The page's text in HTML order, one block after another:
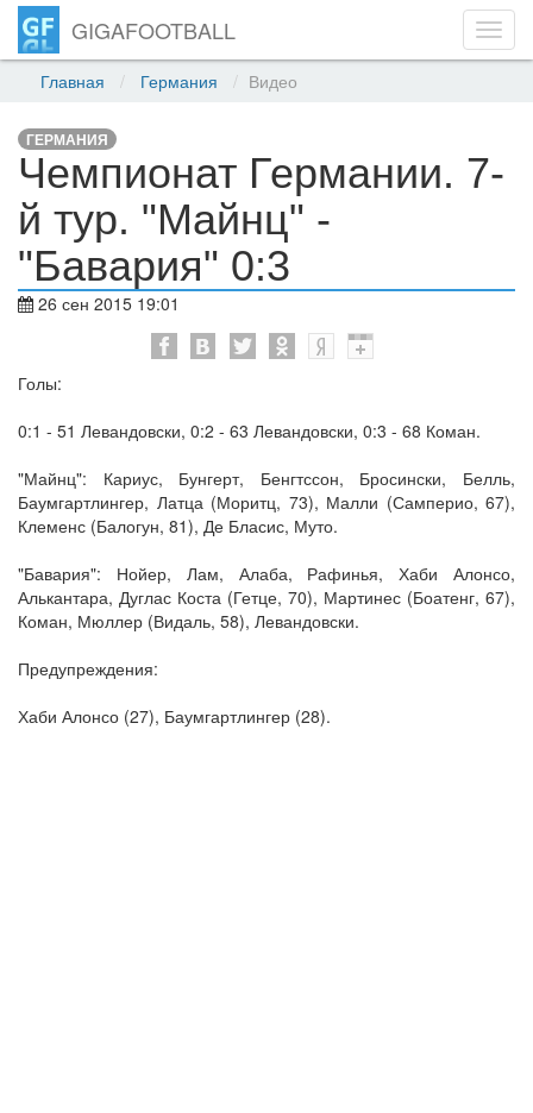
GIGAFOOTBALL
Главная Германия Видео
ГЕРМАНИЯ
Чемпионат Германии. 7-
й тур. "Майнц" -
"Бавария" 0:3
26 сен 2015 19:01
Голы:
0:1 - 51 Левандовски, 0:2 - 63 Левандовски, 0:3 - 68 Коман.
"Майнц": Кариус, Бунгерт, Бенгтссон, Бросински, Белль,
Баумгартлингер, Латца (Моритц, 73), Малли (Самперио, 67),
Клеменс (Балогун, 81), Де Бласис, Муто.
"Бавария": Нойер, Лам, Алаба, Рафинья, Хаби Алонсо,
Алькантара, Дуглас Коста (Гетце, 70), Мартинес (Боатенг, 67),
Коман, Мюллер (Видаль, 58), Левандовски.
Предупреждения:
Хаби Алонсо (27), Баумгартлингер (28).